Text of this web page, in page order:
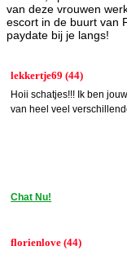
van deze vrouwen
escort in de buurt van
paydate bij je langs!
lekkertje69 (44)
Hoii schatjes!!! Ik ben
van heel veel
Chat Nu!
florienlove (44)